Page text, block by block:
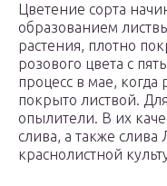
Цветение сорта
образованием
растения, плотно
розового цвета с
процесс в мае, когда
покрыто листвой.
опылители. В их
слива, а также слива
краснолистной